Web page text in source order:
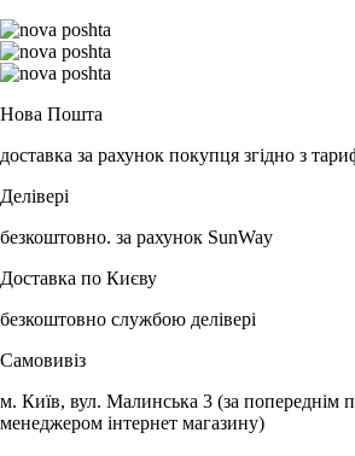
Нова Пошта
доставка за рахунок покупця згідно з
Делівері
безкоштовно. за рахунок SunWay
Доставка по Києву
безкоштовно службою делівері
Самовивіз
м. Київ, вул. Малинська 3 (за попереднім
менеджером інтернет магазину)